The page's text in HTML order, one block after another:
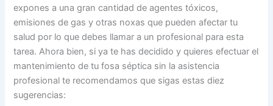
expones a una gran cantidad de agentes tóxicos,
emisiones de gas y otras noxas que pueden afectar tu
salud por lo que debes llamar a un profesional para esta
tarea. Ahora bien, si ya te has decidido y quieres efectuar el
mantenimiento de tu fosa séptica sin la asistencia
profesional te recomendamos que sigas estas diez
sugerencias: